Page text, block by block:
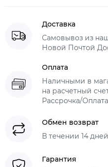
Доставка
Самовывоз из
Новой Почтой
Оплата
Наличными в
на расчетный
Рассрочка/
Обмен возврат
В течении 14 дней
Гарантия